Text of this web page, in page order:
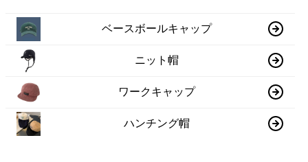
ベースボールキャップ
ニット帽
ワークキャップ
ハンチング帽